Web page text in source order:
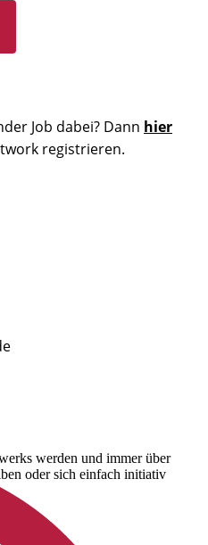
Job dabei? Dann hier
registrieren.
werden und immer über
oder sich einfach initiativ